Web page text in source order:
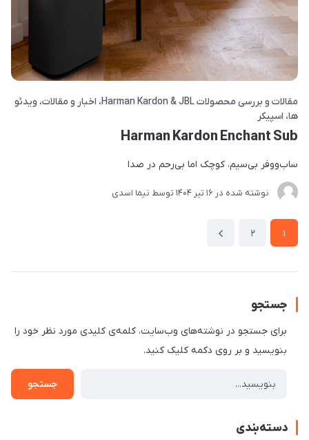
مقالات و بررسی محصولات Harman Kardon & JBL اخبار و مقالات ویدئو
ها اسپیکر
Harman Kardon Enchant Sub
ساب‌ووفر بی‌سیم، کوچک اما بی‌رحم در صدا
نوشته شده در 16 تير 1404 توسط نیما اسدی
1
2
جستجو
برای جستجو در نوشته‌های وب‌سایت، کلمه‌ی کلیدی مورد نظر خود را
بنویسید و بر روی دکمه کلیک کنید.
جستجو
دسته‌بندی